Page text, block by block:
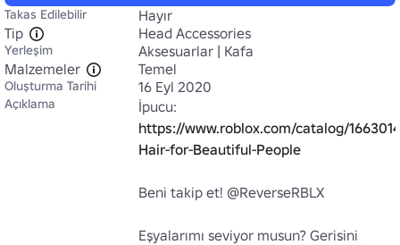
Takas Edilebilir
Hayır
Tip
Head Accessories
Yerleşim
Aksesuarlar | Kafa
Malzemeler
Temel
Oluşturma Tarihi 16 Eyl 2020
Açıklama
https://www.roblox.com/catalog/
Hair-for-Beautiful-People
Beni takip et! @ReverseRBLX
Eşyalarımı seviyor musun? Gerisini